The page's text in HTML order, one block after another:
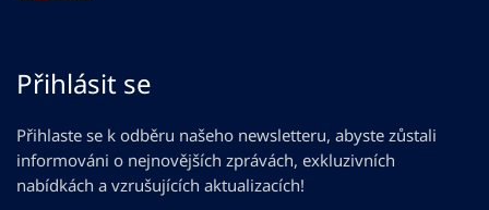
Přihlásit se
Přihlaste se k odběru našeho newsletteru, abyste zůstali
informováni o nejnovějších zprávách, exkluzivních
nabídkách a vzrušujících aktualizacích!